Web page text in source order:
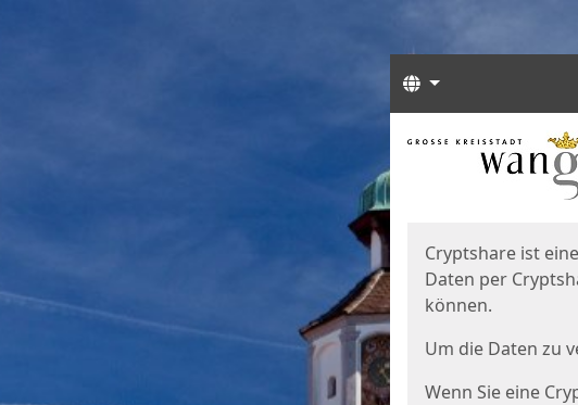
Sprachen
Start
Cryptshare ist
Daten per
können.
Um die Daten zu
Wenn Sie eine